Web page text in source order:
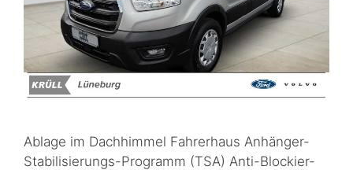
Ablage im Dachhimmel Fahrerhaus Anhänger-
Stabilisierungs-Programm (TSA) Anti-Blockier-